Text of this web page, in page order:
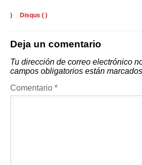
) Disqus ( )
Deja un comentario
Tu dirección de correo electrónico
campos obligatorios están
Comentario *